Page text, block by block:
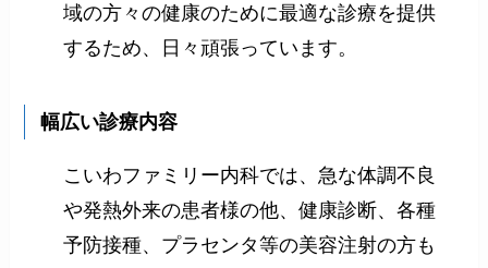
域の方々の健康のために最適な診療を提供
するため、日々頑張っています。
幅広い診療内容
こいわファミリー内科では、急な体調不良
や発熱外来の患者様の他、健康診断、各種
予防接種、プラセンタ等の美容注射の方も